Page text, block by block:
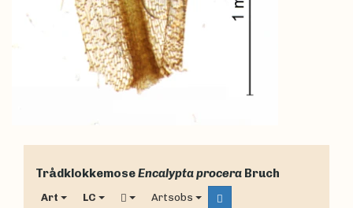
TrådklokkemoseEncalypta procera Bruch
Art LC Artsobs